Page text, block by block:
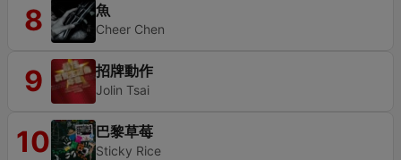
8 魚
Cheer Chen
9 招牌動作
Jolin Tsai
10 巴黎草莓
Sticky Rice